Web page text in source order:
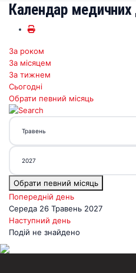
Календар медичних
За роком
За місяцем
За тижнем
Сьогодні
Обрати певний місяць
Обрати певний місяць
Попередній день
Середа 26 Травень 2027
Наступний день
Подій не знайдено